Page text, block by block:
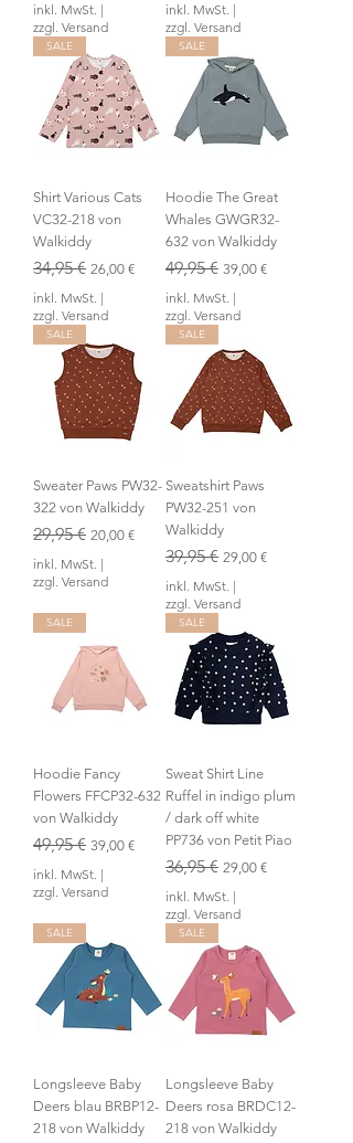
inkl. MwSt. |
zzgl. Versand
inkl. MwSt. |
zzgl. Versand
SALE
Shirt Various Cats
VC32-218 von
Walkiddy
Standardpreis
34,95 € Sale-Preis
26,00 €
inkl. MwSt. |
zzgl. Versand
SALE
Hoodie The Great
Whales GWGR32-
632 von Walkiddy
Standardpreis
49,95 € Sale-Preis
39,00 €
inkl. MwSt. |
zzgl. Versand
SALE
Sweater Paws PW32-
322 von Walkiddy
Standardpreis
29,95 € Sale-Preis
20,00 €
inkl. MwSt. |
zzgl. Versand
SALE
Sweatshirt Paws
PW32-251 von
Walkiddy
Standardpreis
39,95 € Sale-Preis
29,00 €
inkl. MwSt. |
zzgl. Versand
SALE
Hoodie Fancy
Flowers FFCP32-632
von Walkiddy
Standardpreis
49,95 € Sale-Preis
39,00 €
inkl. MwSt. |
zzgl. Versand
SALE
Sweat Shirt Line
Ruffel in indigo plum
/ dark off white
PP736 von Petit Piao
Standardpreis
36,95 € Sale-Preis
29,00 €
inkl. MwSt. |
zzgl. Versand
SALE
Longsleeve Baby
Deers blau BRBP12-
218 von Walkiddy
SALE
Longsleeve Baby
Deers rosa BRDC12-
218 von Walkiddy